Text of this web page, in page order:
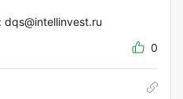
dqs@intellinvest.ru
0